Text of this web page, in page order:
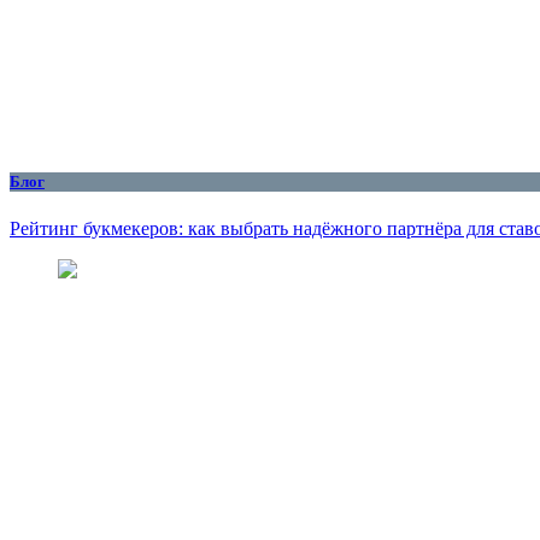
Блог
Рейтинг букмекеров: как выбрать надёжного партнёра для